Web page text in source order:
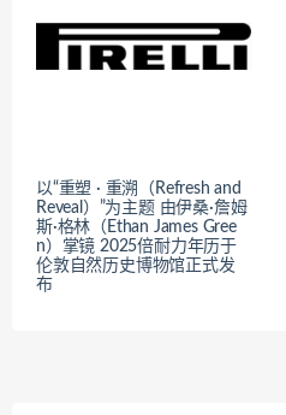
以“重塑 · 重溯（Refresh and
Reveal）”为主题 由伊桑·詹姆
斯·格林（Ethan James Gree
n）掌镜 2025倍耐力年历于
伦敦自然历史博物馆正式发
布